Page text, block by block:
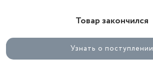
Товар закончился
Узнать о поступлении